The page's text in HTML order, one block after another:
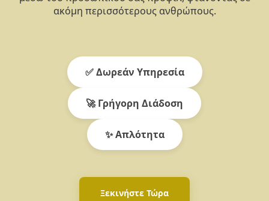
ακόμη περισσότερους ανθρώπους.
✅ Δωρεάν Υπηρεσία
🚀 Γρήγορη Διάδοση
✨ Απλότητα
Ξεκινήστε Τώρα